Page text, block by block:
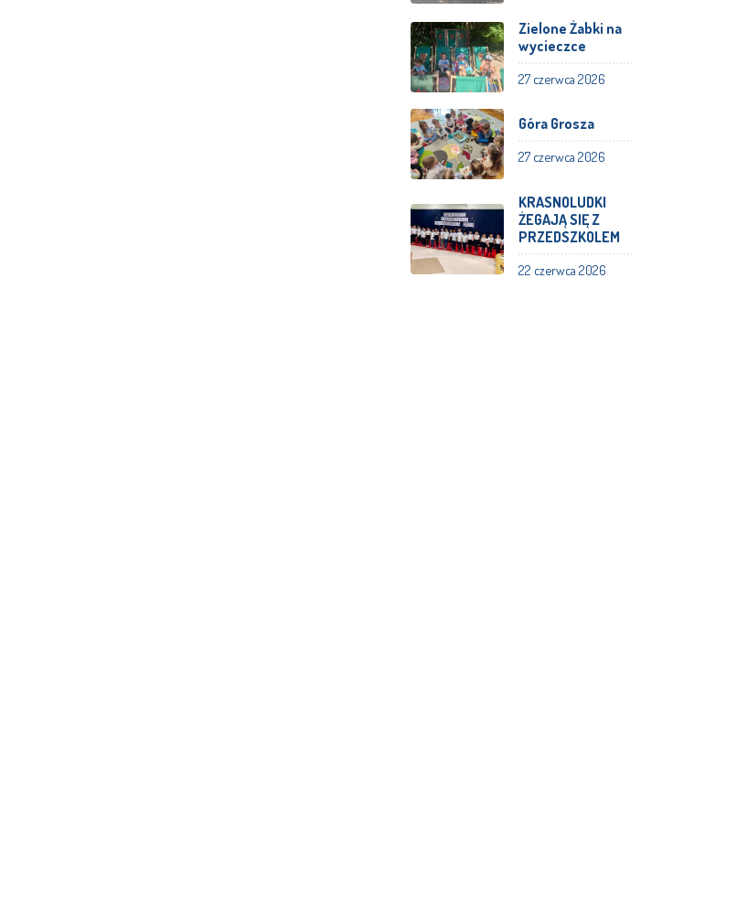
Zielone Żabki na
wycieczce
27 czerwca 2026
Góra Grosza
27 czerwca 2026
KRASNOLUDKI
ŻEGAJĄ SIĘ Z
PRZEDSZKOLEM
22 czerwca 2026